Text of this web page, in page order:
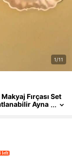
1/11
Fırçası Set
Ayna
Öğretmenler Gü
left